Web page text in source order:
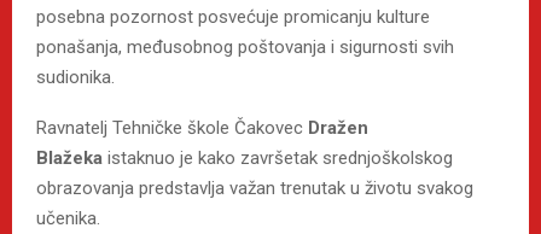
posebna pozornost posvećuje promicanju kulture
ponašanja, međusobnog poštovanja i sigurnosti svih
sudionika.
Ravnatelj Tehničke škole Čakovec Dražen
Blažeka istaknuo je kako završetak srednjoškolskog
obrazovanja predstavlja važan trenutak u životu svakog
učenika.